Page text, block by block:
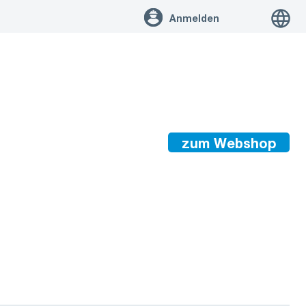
Anmelden
zum Webshop